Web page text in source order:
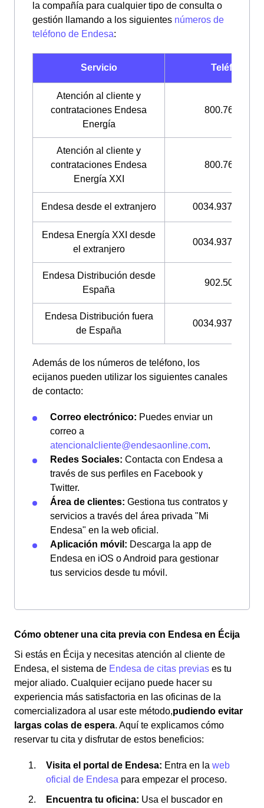
la compañía para cualquier tipo de consulta o
gestión llamando a los siguientes números de
teléfono de Endesa:
Servicio Teléfono
Atención al cliente y
contrataciones Endesa
Energía
800.760.909
Atención al cliente y
contrataciones Endesa
Energía XXI
800.760.333
Endesa desde el extranjero
Endesa Energía XXI desde
el extranjero
Endesa Distribución desde
España
902.509.600
Endesa Distribución fuera
de España
Además de los números de teléfono, los
ecijanos pueden utilizar los siguientes canales
de contacto:
Correo electrónico: Puedes enviar un
correo a
atencionalcliente@endesaonline.com.
Redes Sociales: Contacta con Endesa a
través de sus perfiles en Facebook y
Twitter.
Área de clientes: Gestiona tus contratos y
servicios a través del área privada "Mi
Endesa" en la web oficial.
Aplicación móvil: Descarga la app de
Endesa en iOS o Android para gestionar
tus servicios desde tu móvil.
Cómo obtener una cita previa con Endesa en Écija
Si estás en Écija y necesitas atención al cliente de
Endesa, el sistema de Endesa de citas previas es tu
mejor aliado. Cualquier ecijano puede hacer su
experiencia más satisfactoria en las oficinas de la
comercializadora al usar este método,pudiendo evitar
largas colas de espera. Aquí te explicamos cómo
reservar tu cita y disfrutar de estos beneficios:
Visita el portal de Endesa: Entra en la web
oficial de Endesa para empezar el proceso.
Encuentra tu oficina: Usa el buscador en